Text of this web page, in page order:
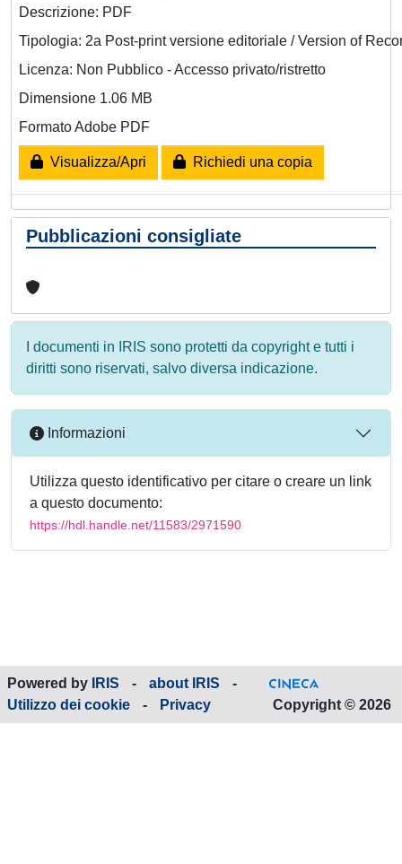
Descrizione: PDF
Tipologia: 2a Post-print versione editoriale / Version of
Licenza: Non Pubblico - Accesso privato/ristretto
Dimensione 1.06 MB
Formato Adobe PDF
Visualizza/Apri Richiedi una copia
Pubblicazioni consigliate
I documenti in IRIS sono protetti da copyright e tutti i
diritti sono riservati, salvo diversa indicazione.
Informazioni
Utilizza questo identificativo per citare o creare un link
a questo documento:
https://hdl.handle.net/11583/2971590
Powered by IRIS - about IRIS
-
Utilizzo dei cookie
- Privacy Copyright © 2026